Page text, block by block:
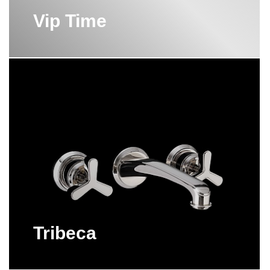
Vip Time
Tribeca